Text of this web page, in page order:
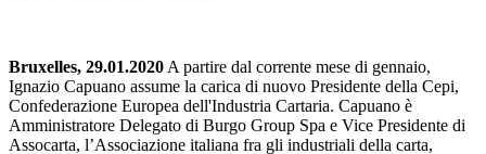
Bruxelles, 29.01.2020 A partire dal corrente mese di gennaio,
Ignazio Capuano assume la carica di nuovo Presidente della Cepi,
Confederazione Europea dell'Industria Cartaria. Capuano è
Amministratore Delegato di Burgo Group Spa e Vice Presidente di
Assocarta, l’Associazione italiana fra gli industriali della carta,